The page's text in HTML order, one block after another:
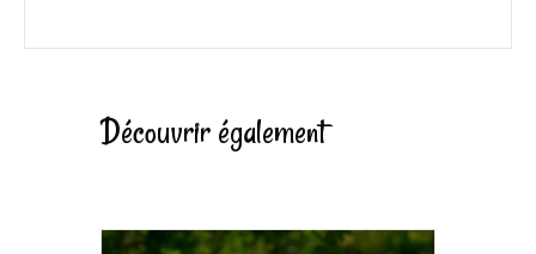
Découvrir également